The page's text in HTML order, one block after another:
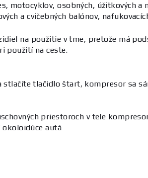
motocyklov, osobných, úžitkových a
a cvičebných balónov,
na použitie v tme, pretože má
použití na ceste.
tlačidlo štart, kompresor sa
priestoroch v tele
okoloidúce autá